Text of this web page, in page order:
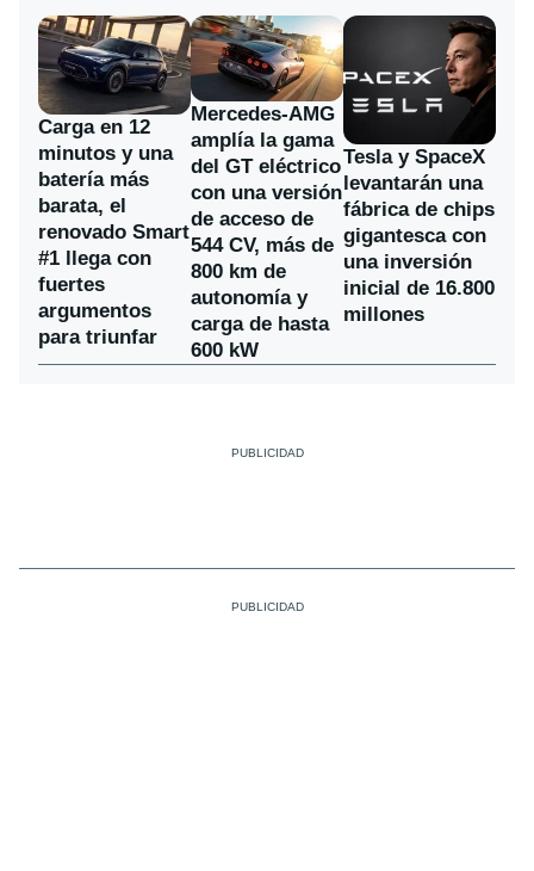
Carga en 12
minutos y una
batería más
barata, el
renovado Smart
#1 llega con
fuertes
argumentos
para triunfar
Mercedes-AMG
amplía la gama
del GT eléctrico
con una versión
de acceso de
544 CV, más de
800 km de
autonomía y
carga de hasta
600 kW
Tesla y SpaceX
levantarán una
fábrica de chips
gigantesca con
una inversión
inicial de 16.800
millones